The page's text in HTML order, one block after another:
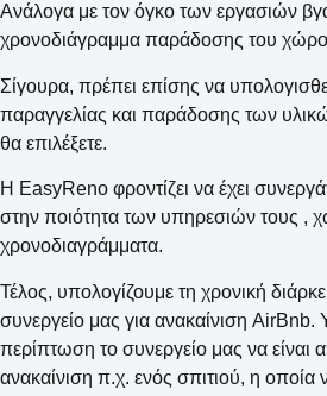
Ανάλογα με τον όγκο των εργασιών
χρονοδιάγραμμα παράδοσης τoυ
Σίγουρα, πρέπει επίσης να
παραγγελίας και παράδοσης των
θα επιλέξετε.
Η EasyReno φροντίζει να έχει
στην ποιότητα των υπηρεσιών τους ,
χρονοδιαγράμματα.
Τέλος, υπολογίζουμε τη χρονική
συνεργείο μας για ανακαίνιση AirBnb.
περίπτωση το συνεργείο μας να είναι
ανακαίνιση π.χ. ενός σπιτιού, η οποία